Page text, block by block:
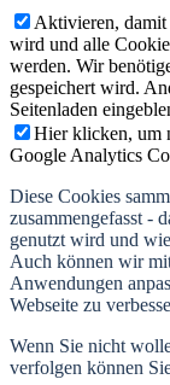
Aktivieren, damit
wird und alle
werden. Wir
gespeichert wird.
Seitenladen
Hier klicken, um
Google Analytics
Diese Cookies
zusammengefasst -
genutzt wird und
Auch können wir
Anwendungen
Webseite zu
Wenn Sie nicht
verfolgen können